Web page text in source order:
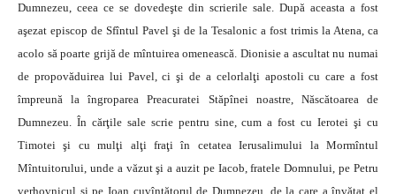
Dumnezeu, ceea ce se dovedeşte din scrierile sale. După aceasta a fost
aşezat episcop de Sfîntul Pavel şi de la Tesalonic a fost trimis la Atena, ca
acolo să poarte grijă de mîntuirea omenească. Dionisie a ascultat nu numai
de propovăduirea lui Pavel, ci şi de a celorlalţi apostoli cu care a fost
împreună la îngroparea Preacuratei Stăpînei noastre, Născătoarea de
Dumnezeu. În cărţile sale scrie pentru sine, cum a fost cu Ierotei şi cu
Timotei şi cu mulţi alţi fraţi în cetatea Ierusalimului la Mormîntul
Mîntuitorului, unde a văzut şi a auzit pe Iacob, fratele Domnului, pe Petru
verhovnicul şi pe Ioan cuvîntătorul de Dumnezeu, de la care a învăţat el